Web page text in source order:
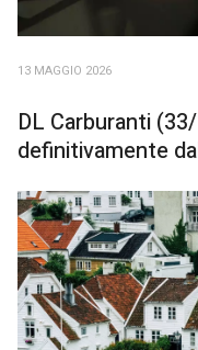
13 MAGGIO 2026
DL Carburanti
definitivamente